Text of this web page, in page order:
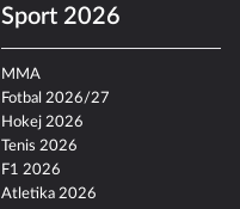
Sport 2026
MMA
Fotbal 2026/27
Hokej 2026
Tenis 2026
F1 2026
Atletika 2026